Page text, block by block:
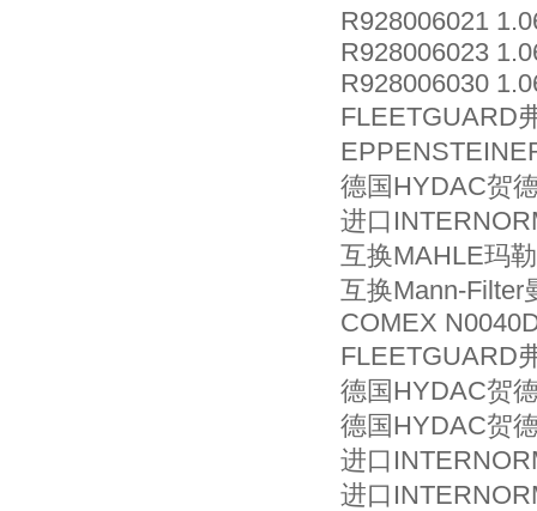
R928006021
R928006023
R928006030
FLEETGUARD
德国HYDAC贺
进口
互换MAHLE玛
互换Mann-Filter
COMEX
FLEETGUARD
德国HYDAC贺
德国HYDAC贺
进口
进口